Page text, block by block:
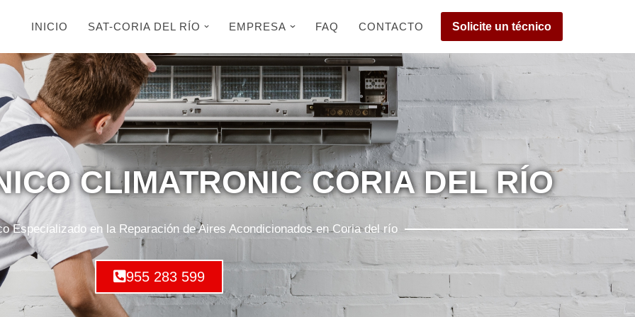
INICIO SAT-CORIA DEL RÍO EMPRESA FAQ CONTACTO Solicite un técnico
CLIMATRONIC CORIA DEL RÍO
Especializado en la Reparación de Aires Acondicionados en Coria del río
955 283 599